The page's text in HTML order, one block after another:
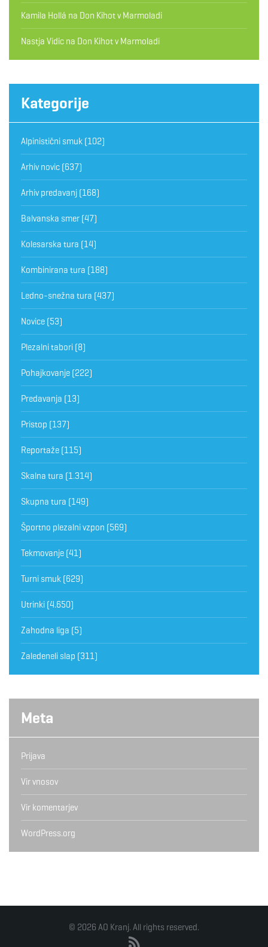
Kamila Hollá na Don Kihot v Marmoladi
Nastja Vidic na Don Kihot v Marmoladi
Kategorije
Alpinistični smuk (102)
Arhiv novic (637)
Arhiv predavanj (168)
Balvanska smer (47)
Kolesarska tura (14)
Kombinirana tura (188)
Ledno-snežna tura (437)
Novice (53)
Plezalni tabori (8)
Pohajkovanje (222)
Predavanja (13)
Pristop (137)
Reportaže (115)
Skalna tura (1.314)
Skupna tura (149)
Športno plezalni vzpon (569)
Tekmovanje (41)
Turni smuk (629)
Utrinki (4.650)
Zahodna liga (5)
Zaledeneli slap (311)
Meta
Prijava
Vir vnosov
Vir komentarjev
WordPress.org
© 2026 AO Kranj. All rights reserved.